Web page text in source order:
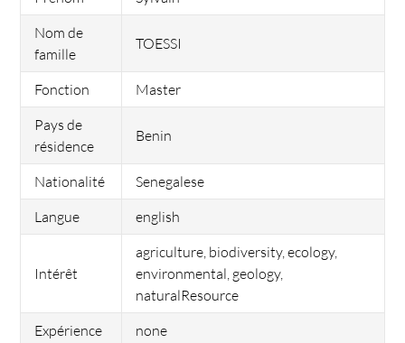
Nom de
famille
TOESSI
Fonction
Master
Pays de
résidence
Benin
Nationalité
Senegalese
Langue
english
Intérêt
agriculture, biodiversity, ecology,
environmental, geology,
naturalResource
Expérience
none